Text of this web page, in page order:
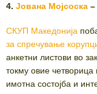
4. Јована Мојсоска
СКУП Македонија
за спречување
анкетни листови во
токму овие четворица
имотна состојба и